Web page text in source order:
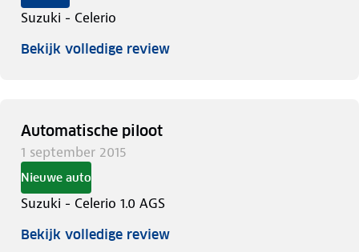
Suzuki - Celerio
Bekijk volledige review
Automatische piloot
1 september 2015
Nieuwe auto
Suzuki - Celerio 1.0 AGS
Bekijk volledige review